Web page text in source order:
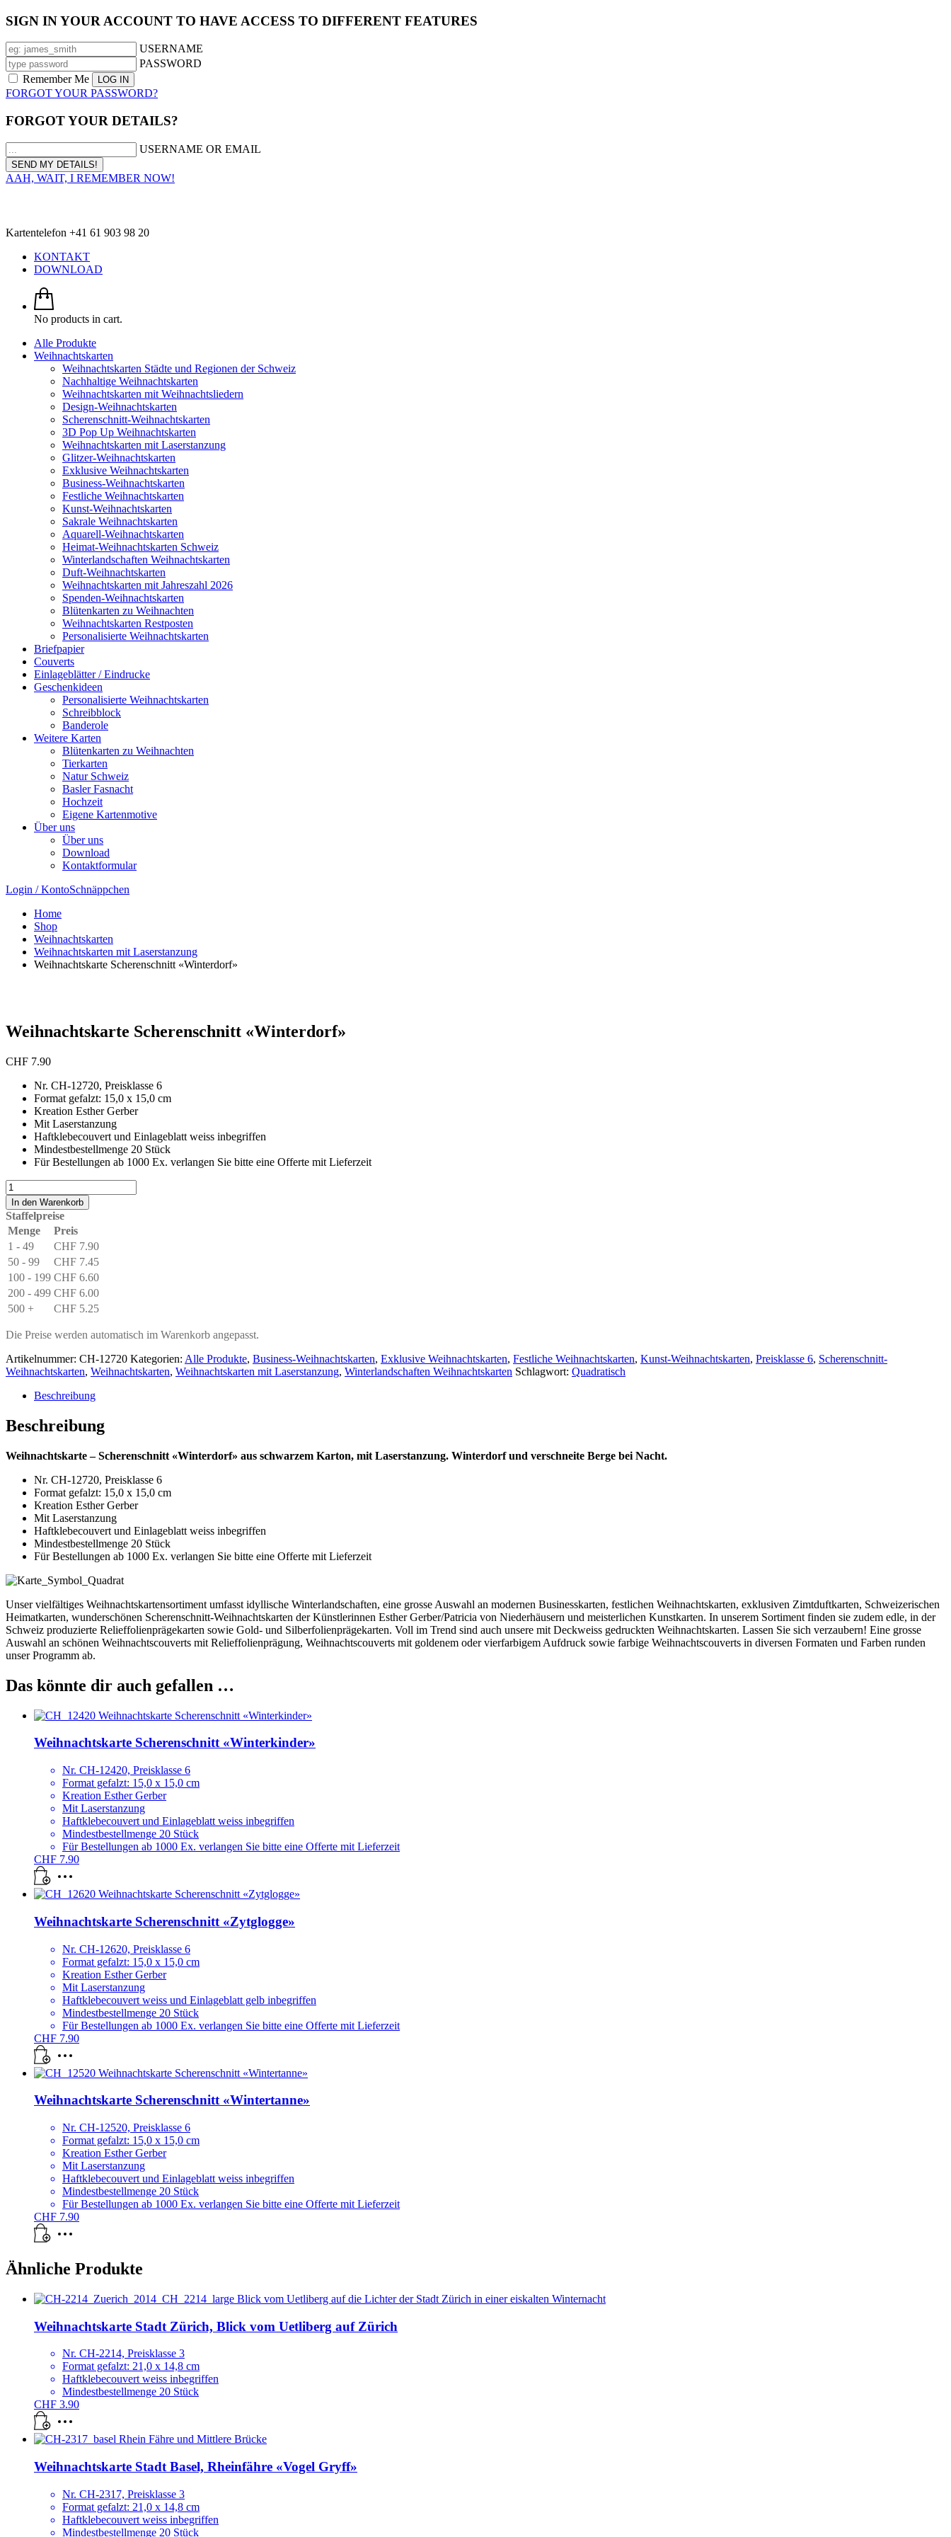
SIGN IN YOUR ACCOUNT TO HAVE ACCESS TO DIFFERENT FEATURES
USERNAME
PASSWORD
Remember Me
FORGOT YOUR PASSWORD?
FORGOT YOUR DETAILS?
USERNAME OR EMAIL
AAH, WAIT, I REMEMBER NOW!
Kartentelefon +41 61 903 98 20
KONTAKT
DOWNLOAD
No products in cart.
Alle Produkte
Weihnachtskarten
Weihnachtskarten Städte und Regionen der Schweiz
Nachhaltige Weihnachtskarten
Weihnachtskarten mit Weihnachtsliedern
Design-Weihnachtskarten
Scherenschnitt-Weihnachtskarten
3D Pop Up Weihnachtskarten
Weihnachtskarten mit Laserstanzung
Glitzer-Weihnachtskarten
Exklusive Weihnachtskarten
Business-Weihnachtskarten
Festliche Weihnachtskarten
Kunst-Weihnachtskarten
Sakrale Weihnachtskarten
Aquarell-Weihnachtskarten
Heimat-Weihnachtskarten Schweiz
Winterlandschaften Weihnachtskarten
Duft-Weihnachtskarten
Weihnachtskarten mit Jahreszahl 2026
Spenden-Weihnachtskarten
Blütenkarten zu Weihnachten
Weihnachtskarten Restposten
Personalisierte Weihnachtskarten
Briefpapier
Couverts
Einlageblätter / Eindrucke
Geschenkideen
Personalisierte Weihnachtskarten
Schreibblock
Banderole
Weitere Karten
Blütenkarten zu Weihnachten
Tierkarten
Natur Schweiz
Basler Fasnacht
Hochzeit
Eigene Kartenmotive
Über uns
Über uns
Download
Kontaktformular
Login / KontoSchnäppchen
Home
Shop
Weihnachtskarten
Weihnachtskarten mit Laserstanzung
Weihnachtskarte Scherenschnitt «Winterdorf»
Weihnachtskarte Scherenschnitt «Winterdorf»
CHF 7.90
Nr. CH-12720, Preisklasse 6
Format gefalzt: 15,0 x 15,0 cm
Kreation Esther Gerber
Mit Laserstanzung
Haftklebecouvert und Einlageblatt weiss inbegriffen
Mindestbestellmenge 20 Stück
Für Bestellungen ab 1000 Ex. verlangen Sie bitte eine Offerte mit Lieferzeit
Weihnachtskarte
Scherenschnitt
«Winterdorf»
Menge
In den Warenkorb
Staffelpreise
Menge
Preis
1 - 49
CHF 7.90
50 - 99
CHF 7.45
100 - 199 CHF 6.60
200 - 499 CHF 6.00
500 +
CHF 5.25
Die Preise werden automatisch im Warenkorb angepasst.
Artikelnummer: CH-12720 Kategorien: Alle Produkte, Business-Weihnachtskarten, Exklusive Weihnachtskarten, Festliche Weihnachtskarten, Kunst-Weihnachtskarten, Preisklasse 6, Scherenschnitt-
Weihnachtskarten, Weihnachtskarten, Weihnachtskarten mit Laserstanzung, Winterlandschaften Weihnachtskarten Schlagwort: Quadratisch
Beschreibung
Beschreibung
Weihnachtskarte – Scherenschnitt «Winterdorf» aus schwarzem Karton, mit Laserstanzung. Winterdorf und verschneite Berge bei Nacht.
Nr. CH-12720, Preisklasse 6
Format gefalzt: 15,0 x 15,0 cm
Kreation Esther Gerber
Mit Laserstanzung
Haftklebecouvert und Einlageblatt weiss inbegriffen
Mindestbestellmenge 20 Stück
Für Bestellungen ab 1000 Ex. verlangen Sie bitte eine Offerte mit Lieferzeit
Unser vielfältiges Weihnachtskartensortiment umfasst idyllische Winterlandschaften, eine grosse Auswahl an modernen Businesskarten, festlichen Weihnachtskarten, exklusiven Zimtduftkarten, Schweizerischen
Heimatkarten, wunderschönen Scherenschnitt-Weihnachtskarten der Künstlerinnen Esther Gerber/Patricia von Niederhäusern und meisterlichen Kunstkarten. In unserem Sortiment finden sie zudem edle, in der
Schweiz produzierte Relieffolienprägekarten sowie Gold- und Silberfolienprägekarten. Voll im Trend sind auch unsere mit Deckweiss gedruckten Weihnachtskarten. Lassen Sie sich verzaubern! Eine grosse
Auswahl an schönen Weihnachtscouverts mit Relieffolienprägung, Weihnachtscouverts mit goldenem oder vierfarbigem Aufdruck sowie farbige Weihnachtscouverts in diversen Formaten und Farben runden
unser Programm ab.
Das könnte dir auch gefallen …
Weihnachtskarte Scherenschnitt «Winterkinder»
Nr. CH-12420, Preisklasse 6
Format gefalzt: 15,0 x 15,0 cm
Kreation Esther Gerber
Mit Laserstanzung
Haftklebecouvert und Einlageblatt weiss inbegriffen
Mindestbestellmenge 20 Stück
Für Bestellungen ab 1000 Ex. verlangen Sie bitte eine Offerte mit Lieferzeit
CHF 7.90
Weihnachtskarte Scherenschnitt «Zytglogge»
Nr. CH-12620, Preisklasse 6
Format gefalzt: 15,0 x 15,0 cm
Kreation Esther Gerber
Mit Laserstanzung
Haftklebecouvert weiss und Einlageblatt gelb inbegriffen
Mindestbestellmenge 20 Stück
Für Bestellungen ab 1000 Ex. verlangen Sie bitte eine Offerte mit Lieferzeit
CHF 7.90
Weihnachtskarte Scherenschnitt «Wintertanne»
Nr. CH-12520, Preisklasse 6
Format gefalzt: 15,0 x 15,0 cm
Kreation Esther Gerber
Mit Laserstanzung
Haftklebecouvert und Einlageblatt weiss inbegriffen
Mindestbestellmenge 20 Stück
Für Bestellungen ab 1000 Ex. verlangen Sie bitte eine Offerte mit Lieferzeit
CHF 7.90
Ähnliche Produkte
Weihnachtskarte Stadt Zürich, Blick vom Uetliberg auf Zürich
Nr. CH-2214, Preisklasse 3
Format gefalzt: 21,0 x 14,8 cm
Haftklebecouvert weiss inbegriffen
Mindestbestellmenge 20 Stück
CHF 3.90
Weihnachtskarte Stadt Basel, Rheinfähre «Vogel Gryff»
Nr. CH-2317, Preisklasse 3
Format gefalzt: 21,0 x 14,8 cm
Haftklebecouvert weiss inbegriffen
Mindestbestellmenge 20 Stück